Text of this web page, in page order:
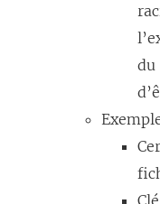
du